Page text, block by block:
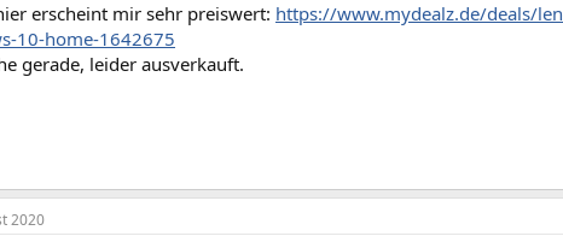
erscheint mir sehr preiswert: https://www.mydealz.de/deals/
10-home-1642675
gerade, leider ausverkauft.
2020